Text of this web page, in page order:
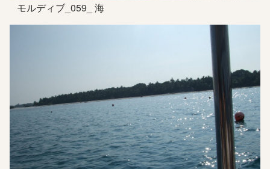
モルディブ_059_ 海